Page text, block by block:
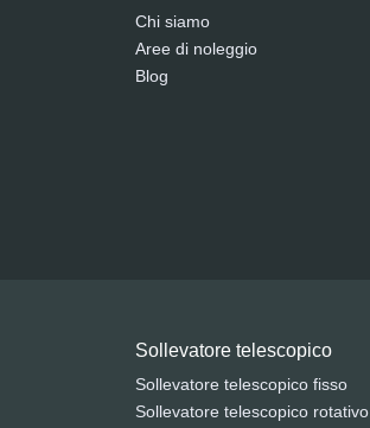
Chi siamo
Aree di noleggio
Blog
Sollevatore telescopico
Sollevatore telescopico fisso
Sollevatore telescopico rotativo